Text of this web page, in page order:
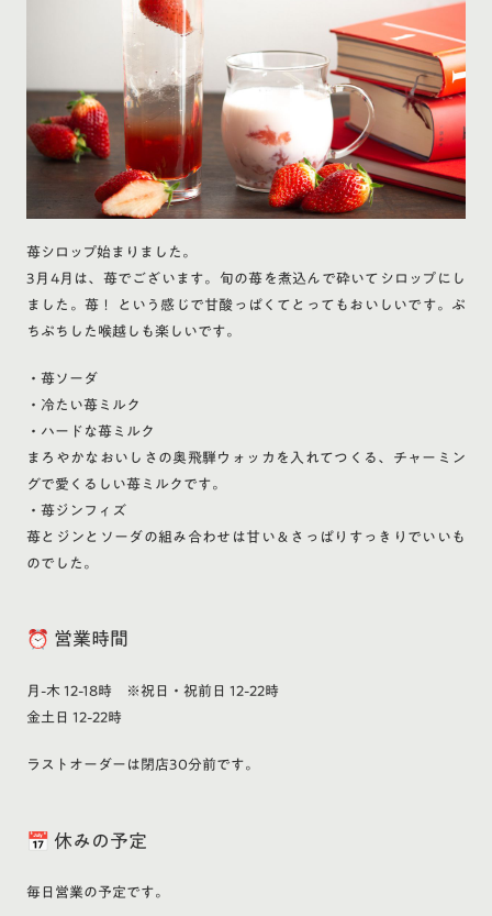
苺シロップ始まりました。
3月4月は、苺でございます。旬の苺を煮込んで砕いてシロップにし
ました。苺！ という感じで甘酸っぱくてとってもおいしいです。ぷ
ちぷちした喉越しも楽しいです。
・苺ソーダ
・冷たい苺ミルク
・ハードな苺ミルク
まろやかなおいしさの奥飛騨ウォッカを入れてつくる、チャーミン
グで愛くるしい苺ミルクです。
・苺ジンフィズ
苺とジンとソーダの組み合わせは甘い＆さっぱりすっきりでいいも
のでした。
⏰ 営業時間
月-木 12-18時 ※祝日・祝前日 12-22時
金土日 12-22時
ラストオーダーは閉店30分前です。
📅 休みの予定
毎日営業の予定です。